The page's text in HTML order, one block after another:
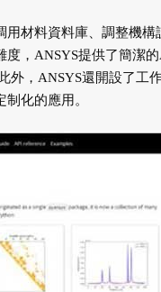
材料資料庫、調整機
，ANSYS提供了簡潔
外，ANSYS還開設了工
化的應用。